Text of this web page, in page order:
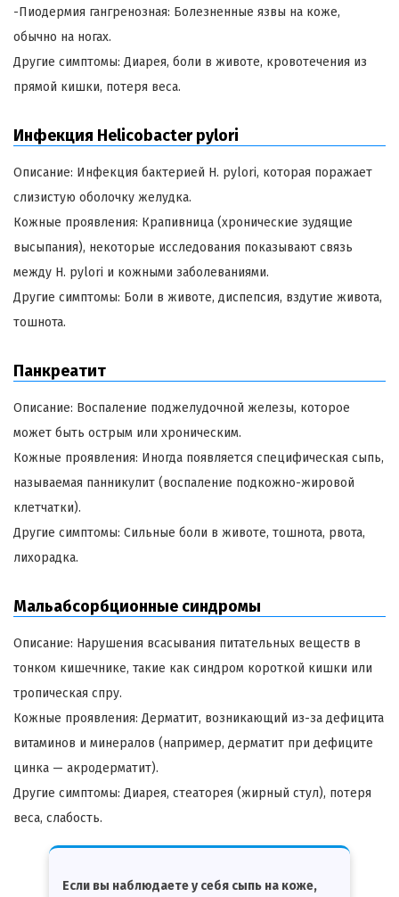
-Пиодермия гангренозная: Болезненные язвы на коже,
обычно на ногах.
Другие симптомы: Диарея, боли в животе, кровотечения из
прямой кишки, потеря веса.
Инфекция Helicobacter pylori
Описание: Инфекция бактерией H. pylori, которая поражает
слизистую оболочку желудка.
Кожные проявления: Крапивница (хронические зудящие
высыпания), некоторые исследования показывают связь
между H. pylori и кожными заболеваниями.
Другие симптомы: Боли в животе, диспепсия, вздутие живота,
тошнота.
Панкреатит
Описание: Воспаление поджелудочной железы, которое
может быть острым или хроническим.
Кожные проявления: Иногда появляется специфическая сыпь,
называемая панникулит (воспаление подкожно-жировой
клетчатки).
Другие симптомы: Сильные боли в животе, тошнота, рвота,
лихорадка.
Мальабсорбционные синдромы
Описание: Нарушения всасывания питательных веществ в
тонком кишечнике, такие как синдром короткой кишки или
тропическая спру.
Кожные проявления: Дерматит, возникающий из-за дефицита
витаминов и минералов (например, дерматит при дефиците
цинка — акродерматит).
Другие симптомы: Диарея, стеаторея (жирный стул), потеря
веса, слабость.
Если вы наблюдаете у себя сыпь на коже,